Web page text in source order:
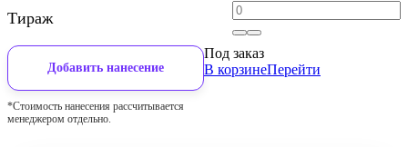
Тираж
Добавить нанесение
*Стоимость нанесения рассчитывается
менеджером отдельно.
Под заказ
В корзинеПерейти